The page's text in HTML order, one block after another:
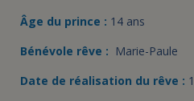
Âge du prince : 14 ans
Bénévole rêve : Marie-Paule
Date de réalisation du rêve :